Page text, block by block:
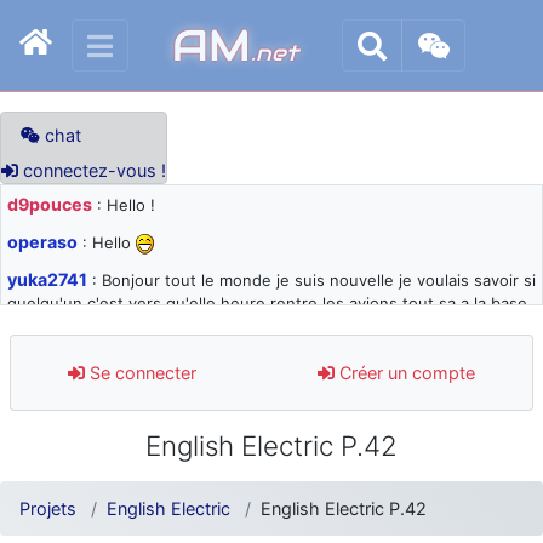
AM.net
chat
connectez-vous !
d9pouces : Hello !
operaso : Hello
yuka2741 : Bonjour tout le monde je suis nouvelle je voulais savoir si
quelqu'un c'est vers qu'elle heure rentre les avions tout sa a la base
d9pouces: désolé pour les quelques blocages du site ces derniers
jours : je teste des méthodes contre le spam et les bots trop nocifs
: Super, la nouvelle bannière
d9pouces
: je suis un avion@,._,+ > lesquels ? je ne suis pas sûr de
comprendre
Se connecter Créer un compte
English Electric P.42
Projets English Electric English Electric P.42